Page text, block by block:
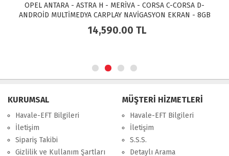
OPEL ANTARA - ASTRA H - MERİVA - CORSA C-CORSA D-
ANDROİD MULTİMEDYA CARPLAY NAVİGASYON EKRAN - 8GB
RAM+128GB HDD - MYWAY
14,590.00 TL
KURUMSAL
Havale-EFT Bilgileri
İletişim
Sipariş Takibi
Gizlilik ve Kullanım Şartları
MÜŞTERİ HİZMETLERİ
Havale-EFT Bilgileri
İletişim
S.S.S.
Detaylı Arama